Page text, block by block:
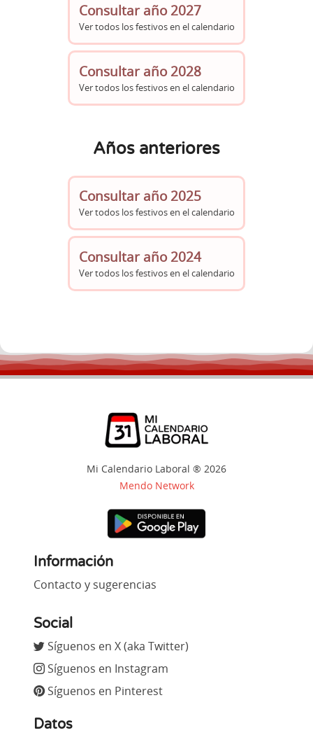
Consultar año 2027
Ver todos los festivos en el calendario
Consultar año 2028
Ver todos los festivos en el calendario
Años anteriores
Consultar año 2025
Ver todos los festivos en el calendario
Consultar año 2024
Ver todos los festivos en el calendario
Mi Calendario Laboral ® 2026
Mendo Network
Información
Contacto y sugerencias
Social
Síguenos en X (aka Twitter)
Síguenos en Instagram
Síguenos en Pinterest
Datos